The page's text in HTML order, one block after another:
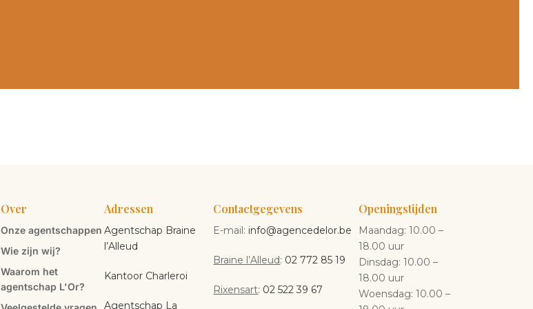
Over
Onze agentschappen
Wie zijn wij?
Waarom het
agentschap L'Or?
Adressen
Agentschap Braine
l’Alleud
Kantoor Charleroi
Agentschap La
Contactgegevens
E-mail: info@agencedelor.be
Braine l’Alleud: 02 772 85 19
Rixensart: 02 522 39 67
Openingstijden
Maandag: 10.00 –
18.00 uur
Dinsdag: 10.00 –
18.00 uur
Woensdag: 10.00 –